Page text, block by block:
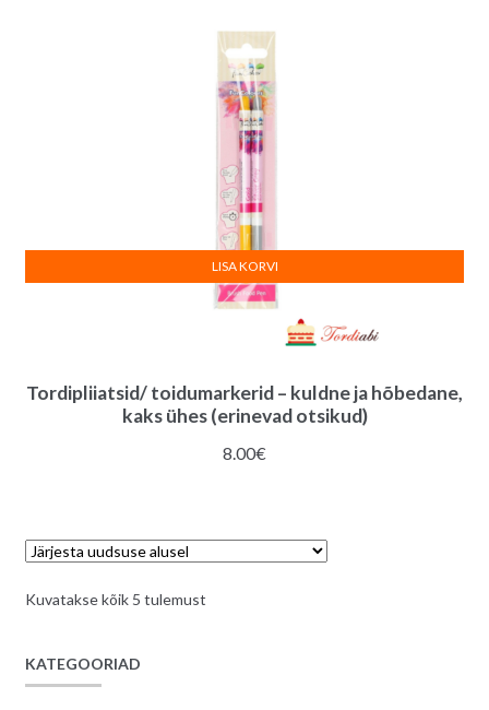
Tordipliiatsid/ toidumarkerid – kuldne ja hõbedane,
kaks ühes (erinevad otsikud)
8.00€
LISA KORVI
Kuvatakse kõik 5 tulemustSorditud
KATEGOORIAD